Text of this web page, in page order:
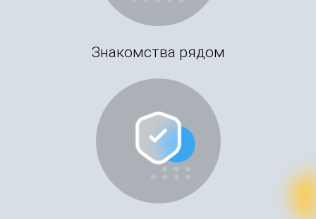
Знакомства рядом